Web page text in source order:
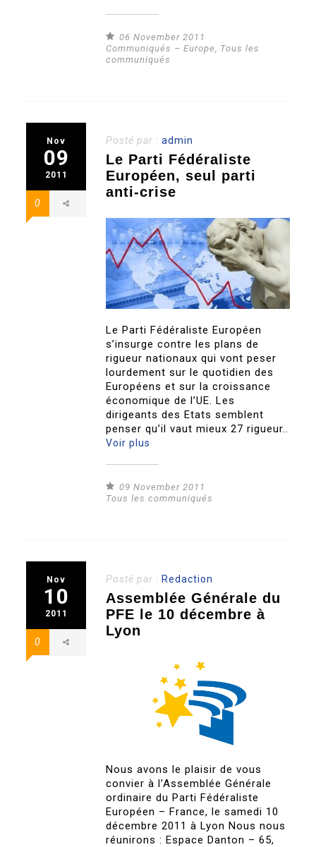
06 November 2011
Communiqués – Europe
Tous les
communiqués
Nov
09
2011
0
Posté par :admin
Le Parti Fédéraliste
Européen, seul parti
anti-crise
Le Parti Fédéraliste Européen
s’insurge contre les plans de
rigueur nationaux qui vont peser
lourdement sur le quotidien des
Européens et sur la croissance
économique de l’UE. Les
dirigeants des Etats semblent
penser qu’il vaut mieux 27 rigueur..
Voir plus
09 November 2011
Tous les communiqués
Nov
10
2011
0
Posté par : Redaction
Assemblée Générale du
PFE le 10 décembre à
Lyon
Nous avons le plaisir de vous
convier à l’Assemblée Générale
ordinaire du Parti Fédéraliste
Européen – France, le samedi 10
décembre 2011 à Lyon Nous nous
réunirons : Espace Danton – 65,